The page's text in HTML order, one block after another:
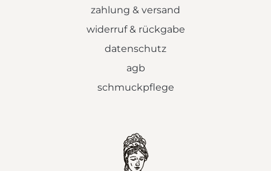
zahlung & versand
widerruf & rückgabe
datenschutz
agb
schmuckpflege